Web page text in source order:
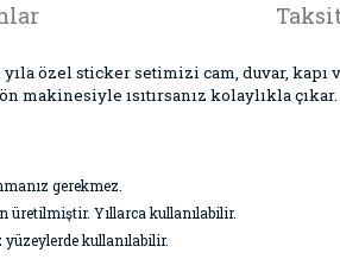
özel sticker setimizi cam, duvar,
ısıtırsanız kolaylıkla çıkar.
gerekmez.
üretilmiştir. Yıllarca kullanılabilir.
yüzeylerde kullanılabilir.